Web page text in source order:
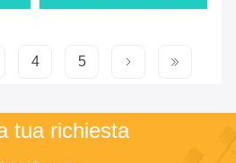
4 5
tua richiesta